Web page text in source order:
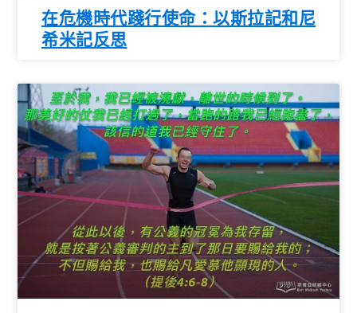
在危機時代踐行使命：以斯拉記和尼
希米記反思